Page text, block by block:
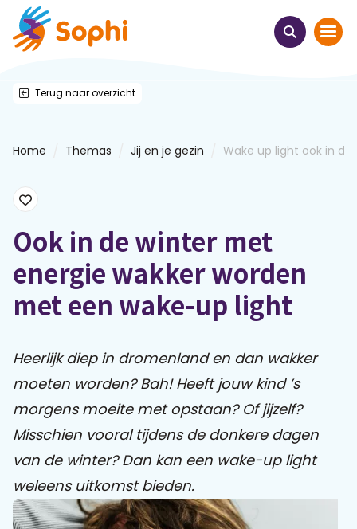
Thema's
Webinars
E-learnings
Themabijeenkomsten
Clientdossier Wiki
Mijn
Sophi
Over
Contact
Terug naar overzicht
Home Themas Jij en je gezin Wake up light ook in de
Ook in de winter met
energie wakker worden
met een wake-up light
Heerlijk diep in dromenland en dan wakker
moeten worden? Bah! Heeft jouw kind ’s
morgens moeite met opstaan? Of jijzelf?
Misschien vooral tijdens de donkere dagen
van de winter? Dan kan een wake-up light
weleens uitkomst bieden.